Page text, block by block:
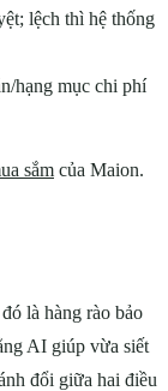
lệch thì hệ thống
hạng mục chi phí
sắm của Maion.
là hàng rào bảo
AI giúp vừa siết
đổi giữa hai điều